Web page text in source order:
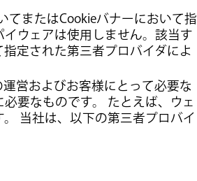
てまたはCookieバナーにおいて指
ウェアは使用しません。該当す
定された第三者プロバイダによ
営およびお客様にとって必要な
要なものです。 たとえば、ウェ
当社は、以下の第三者プロバイ